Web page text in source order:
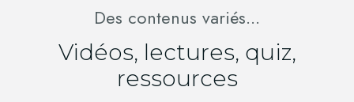
Des contenus variés...
Vidéos, lectures, quiz,
ressources